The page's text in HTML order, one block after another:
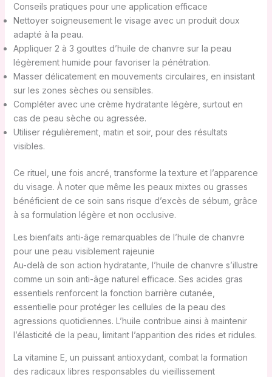
Conseils pratiques pour une application efficace
Nettoyer soigneusement le visage avec un produit doux
adapté à la peau.
Appliquer 2 à 3 gouttes d’huile de chanvre sur la peau
légèrement humide pour favoriser la pénétration.
Masser délicatement en mouvements circulaires, en insistant
sur les zones sèches ou sensibles.
Compléter avec une crème hydratante légère, surtout en
cas de peau sèche ou agressée.
Utiliser régulièrement, matin et soir, pour des résultats
visibles.
Ce rituel, une fois ancré, transforme la texture et l’apparence
du visage. À noter que même les peaux mixtes ou grasses
bénéficient de ce soin sans risque d’excès de sébum, grâce
à sa formulation légère et non occlusive.
Les bienfaits anti-âge remarquables de l’huile de chanvre
pour une peau visiblement rajeunie
Au-delà de son action hydratante, l’huile de chanvre s’illustre
comme un soin anti-âge naturel efficace. Ses acides gras
essentiels renforcent la fonction barrière cutanée,
essentielle pour protéger les cellules de la peau des
agressions quotidiennes. L’huile contribue ainsi à maintenir
l’élasticité de la peau, limitant l’apparition des rides et ridules.
La vitamine E, un puissant antioxydant, combat la formation
des radicaux libres responsables du vieillissement